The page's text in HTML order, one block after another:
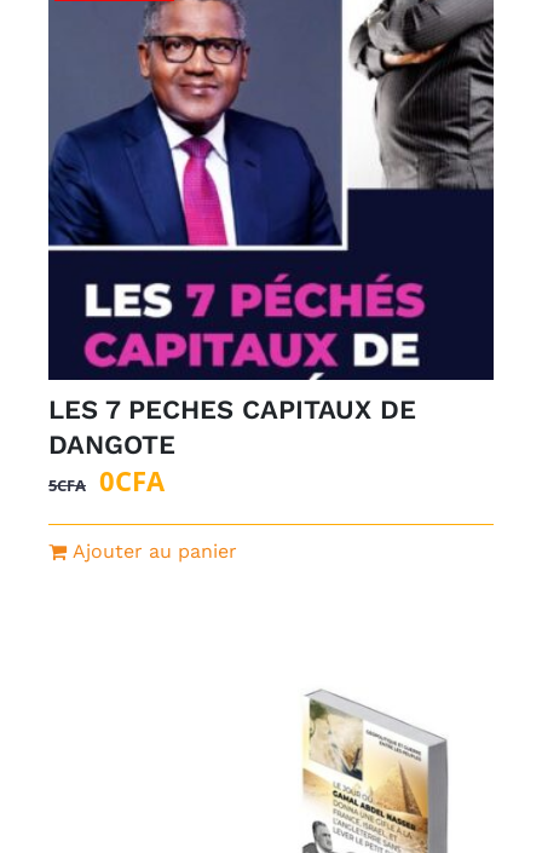
LES 7 PECHES CAPITAUX DE
DANGOTE
5CFA
Le
prix
initial
0CFALe
prix
actuel
Ajouter au panier